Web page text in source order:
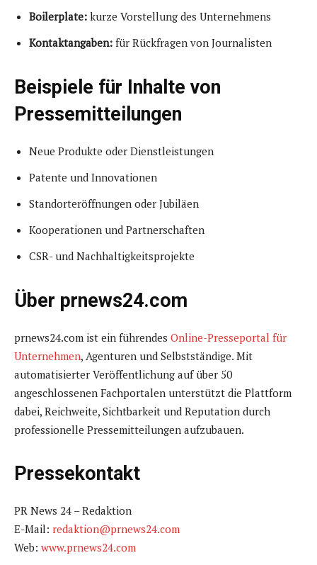
Boilerplate: kurze Vorstellung des Unternehmens
Kontaktangaben: für Rückfragen von Journalisten
Beispiele für Inhalte von
Pressemitteilungen
Neue Produkte oder Dienstleistungen
Patente und Innovationen
Standorteröffnungen oder Jubiläen
Kooperationen und Partnerschaften
CSR- und Nachhaltigkeitsprojekte
Über prnews24.com
prnews24.com ist ein führendes Online-Presseportal für
Unternehmen, Agenturen und Selbstständige. Mit
automatisierter Veröffentlichung auf über 50
angeschlossenen Fachportalen unterstützt die Plattform
dabei, Reichweite, Sichtbarkeit und Reputation durch
professionelle Pressemitteilungen aufzubauen.
Pressekontakt
PR News 24 – Redaktion
E-Mail: redaktion@prnews24.com
Web: www.prnews24.com